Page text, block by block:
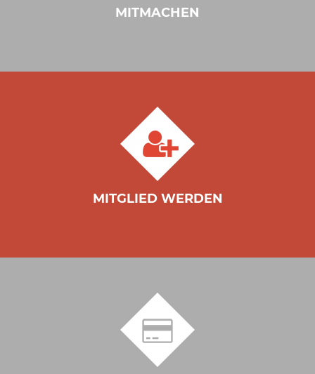
MITMACHEN
MITGLIED WERDEN